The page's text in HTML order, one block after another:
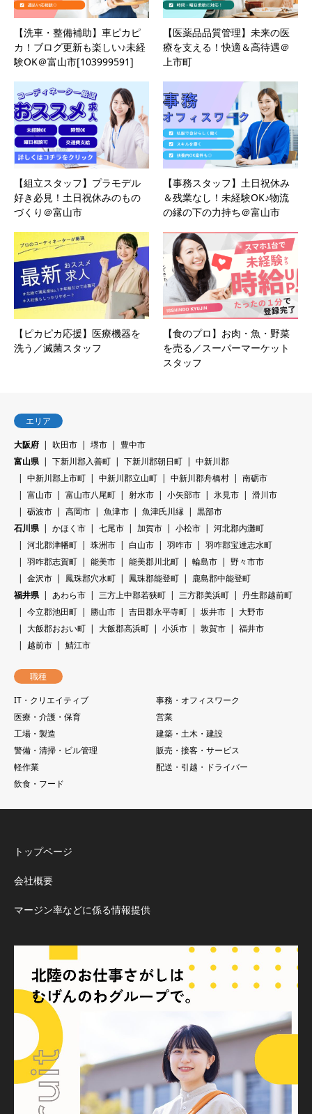
【洗車・整備補助】車ピカピ
カ！ブログ更新も楽しい♪未経
験OK＠富山市[103999591]
【医薬品品質管理】未来の医
療を支える！快適＆高待遇＠
上市町
【組立スタッフ】プラモデル
好き必見！土日祝休みのもの
づくり＠富山市
【事務スタッフ】土日祝休み
＆残業なし！未経験OK♪物流
の縁の下の力持ち＠富山市
【ピカピカ応援】医療機器を
洗う／滅菌スタッフ
【食のプロ】お肉・魚・野菜
を売る／スーパーマーケット
スタッフ
エリア
大阪府
吹田市 堺市
豊中市
富山県
下新川郡入善町 下新川郡朝日町
中新川郡
中新川郡上市町
中新川郡立山町 中新川郡舟橋村
南砺市
富山市
富山市八尾町 射水市 小矢部市 氷見市
滑川市
砺波市
高岡市 魚津市 魚津氏川縁
黒部市
石川県
かほく市 七尾市 加賀市 小松市
河北郡内灘町
河北郡津幡町
珠洲市 白山市 羽咋市
羽咋郡宝達志水町
羽咋郡志賀町
能美市 能美郡川北町 輪島市
野々市市
金沢市
鳳珠郡穴水町 鳳珠郡能登町
鹿島郡中能登町
福井県
あわら市 三方上中郡若狭町 三方郡美浜町
丹生郡越前町
今立郡池田町
勝山市 吉田郡永平寺町 坂井市
大野市
大飯郡おおい町
大飯郡高浜町 小浜市 敦賀市
福井市
越前市
鯖江市
職種
IT・クリエイティブ
事務・オフィスワーク
医療・介護・保育
営業
工場・製造
建築・土木・建設
警備・清掃・ビル管理
販売・接客・サービス
軽作業
配送・引越・ドライバー
飲食・フード
トップページ
会社概要
マージン率などに係る情報提供